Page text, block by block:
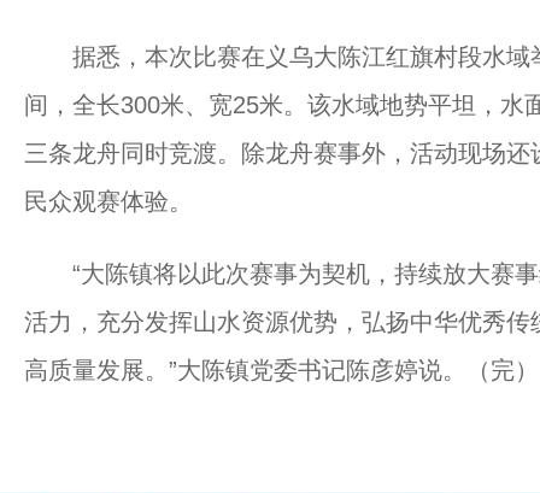
据悉，本次比赛在义乌大陈江红旗村段水域
间，全长300米、宽25米。该水域地势平坦，水
三条龙舟同时竞渡。除龙舟赛事外，活动现场
民众观赛体验。
“大陈镇将以此次赛事为契机，持续放大赛事
活力，充分发挥山水资源优势，弘扬中华优秀
高质量发展。”大陈镇党委书记陈彦婷说。（完）